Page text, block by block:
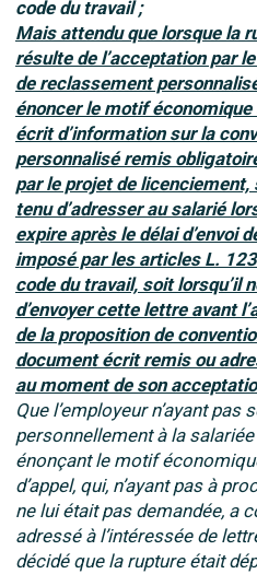
code du travail ;
Mais attendu que lorsque la
résulte de l’acceptation par
de reclassement
énoncer le motif
écrit d’information sur la
personnalisé remis
par le projet de licenciement,
tenu d’adresser au salarié
expire après le délai d’envoi
imposé par les articles L.
code du travail, soit lorsqu’il
d’envoyer cette lettre avant
de la proposition de
document écrit remis ou
au moment de son
Que l’employeur n’ayant pas
personnellement à la
énonçant le motif
d’appel, qui, n’ayant pas à
ne lui était pas demandée, a
adressé à l’intéressée de
décidé que la rupture était